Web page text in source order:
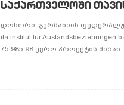
საქართველოში
დონორი: გერმანიის
ifa Institut für
75,985.98 ევრო პროექტის მიზან